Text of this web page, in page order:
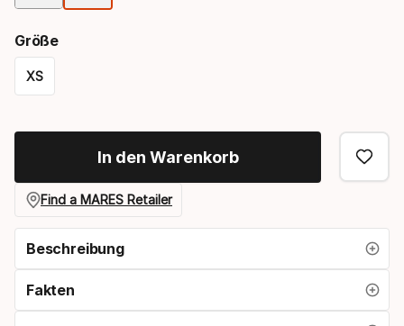
Größe
XS
Option
In den Warenkorb
Find a MARES Retailer
Beschreibung
Fakten